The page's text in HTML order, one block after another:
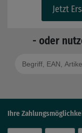
Jetzt
- oder
Ihre